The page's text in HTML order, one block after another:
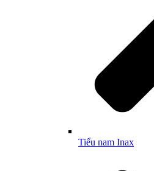
Tiểu nam Inax